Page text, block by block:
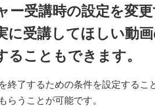
ー受講時の設定を変
に受講してほしい動
ることもできます。
終了するための条件を設定するこ
らうことが可能です。